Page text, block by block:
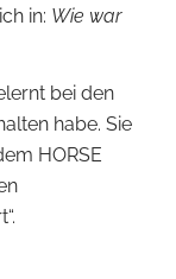
in: Wie war
bei den
habe. Sie
HORSE